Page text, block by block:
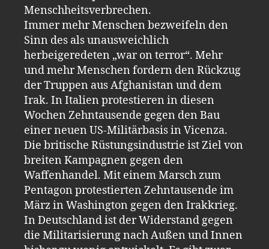
Menschheitsverbrechen.
Immer mehr Menschen bezweifeln den
Sinn des als unausweichlich
herbeigeredeten „war on terror“. Mehr
und mehr Menschen fordern den Rückzug
der Truppen aus Afghanistan und dem
Irak. In Italien protestieren in diesen
Wochen Zehntausende gegen den Bau
einer neuen US-Militärbasis in Vicenza.
Die britische Rüstungsindustrie ist Ziel von
breiten Kampagnen gegen den
Waffenhandel. Mit einem Marsch zum
Pentagon protestierten Zehntausende im
März in Washington gegen den Irakkrieg.
In Deutschland ist der Widerstand gegen
die Militarisierung nach Außen und Innen